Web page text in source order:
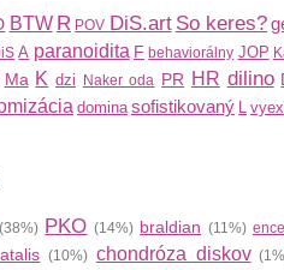
BTW R POV DiS.art So keres?
A paranoidita F behaviorálny JOP
Ma K dzi Naker oda PR HR dilino
domina sofistikovaný L
PKO (14%) braldian (11%)
(10%) chondróza diskov